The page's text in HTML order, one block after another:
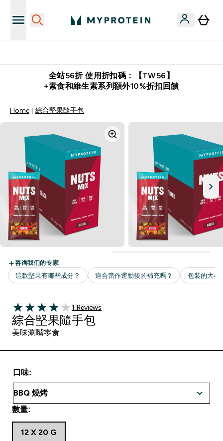
全站56折 使用折扣碼：【TW56】
+素食和維生素系列額外10%折扣回饋
Home 綜合堅果隨手包
4 out of 5 stars
1 customer reviews
1 Reviews
綜合堅果隨手包
美味涮嘴零食
口味:
數量:
12 X 20 G